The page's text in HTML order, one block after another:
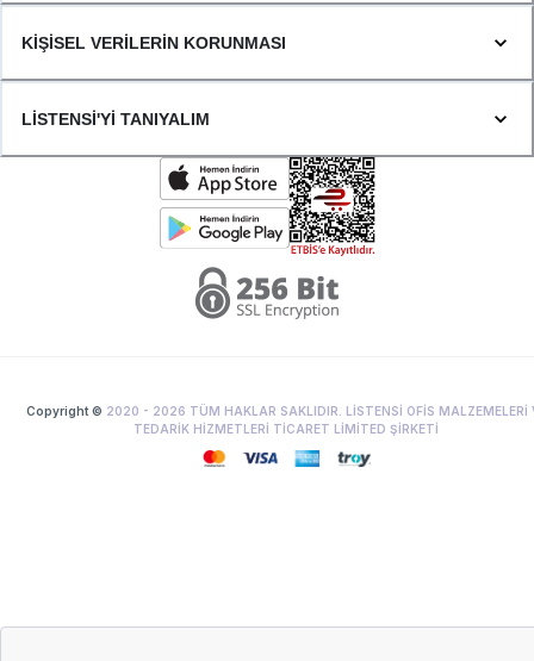
KİŞİSEL VERİLERİN KORUNMASI
LİSTENSİ'Yİ TANIYALIM
Copyright © 2020 - 2026 TÜM HAKLAR SAKLIDIR. LİSTENSİ OFİS MALZEMELERİ
TEDARİK HİZMETLERİ TİCARET LİMİTED ŞİRKETİ